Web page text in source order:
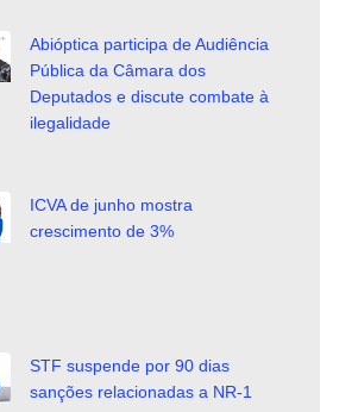
Abióptica participa de Audiência
Pública da Câmara dos
Deputados e discute combate à
ilegalidade
ICVA de junho mostra
crescimento de 3%
STF suspende por 90 dias
sanções relacionadas a NR-1